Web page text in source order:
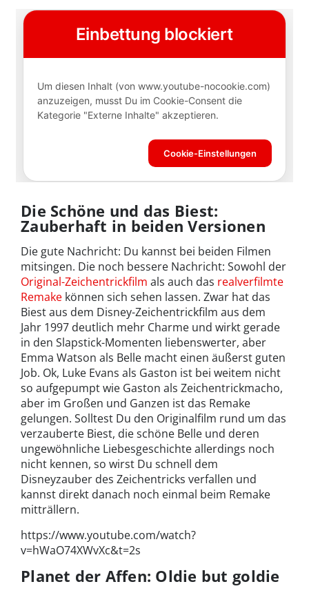
Die Schöne und das Biest:
Zauberhaft in beiden Versionen
Die gute Nachricht: Du kannst bei beiden Filmen
mitsingen. Die noch bessere Nachricht: Sowohl der
Original-Zeichentrickfilm als auch das realverfilmte
Remake können sich sehen lassen. Zwar hat das
Biest aus dem Disney-Zeichentrickfilm aus dem
Jahr 1997 deutlich mehr Charme und wirkt gerade
in den Slapstick-Momenten liebenswerter, aber
Emma Watson als Belle macht einen äußerst guten
Job. Ok, Luke Evans als Gaston ist bei weitem nicht
so aufgepumpt wie Gaston als Zeichentrickmacho,
aber im Großen und Ganzen ist das Remake
gelungen. Solltest Du den Originalfilm rund um das
verzauberte Biest, die schöne Belle und deren
ungewöhnliche Liebesgeschichte allerdings noch
nicht kennen, so wirst Du schnell dem
Disneyzauber des Zeichentricks verfallen und
kannst direkt danach noch einmal beim Remake
mitträllern.
https://www.youtube.com/watch?
v=hWaO74XWvXc&t=2s
Planet der Affen: Oldie but goldie